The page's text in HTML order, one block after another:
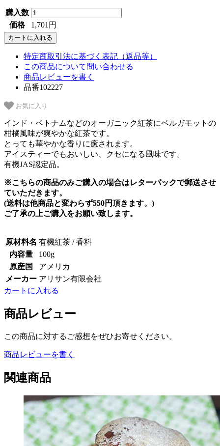
購入数
価格
1,701円
特定商取引法に基づく表記（返品等）
この商品について問い合わせる
商品レビューを書く
品番102227
お気に入り
インド・ベトナムなどのオーガニック紅茶にベルガモットの
柑橘風味が爽やかな紅茶です。
とっても華やかな香りに癒されます。
アイスティーでもおいしい、クセになる風味です。
有機JAS認定品。
※こちらの商品のみご購入の場合はレターパックで郵送させ
ていただきます。
(送料は他商品と変わらず550円頂きます。)
ご了承の上ご購入をお願い致します。
原材料名 有機紅茶 / 香料
内容量
100g
原産国
アメリカ
メーカー アリサン有限会社
カートに入れる
商品レビュー
この商品に対するご感想をぜひお寄せください。
商品レビューを書く
関連商品